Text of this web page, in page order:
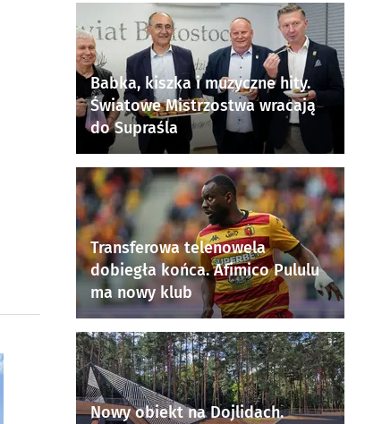
Babka, kiszka i muzyczne hity.
Światowe Mistrzostwa wracają
do Supraśla
Transferowa telenowela
dobiegła końca. Afimico Pululu
ma nowy klub
Nowy obiekt na Dojlidach.